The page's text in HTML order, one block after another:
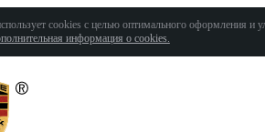
cookies с целью оптимального оформления и
информация о cookies.